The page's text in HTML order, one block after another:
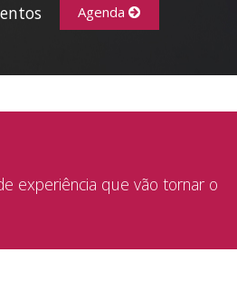
Agenda
experiência que vão tornar o